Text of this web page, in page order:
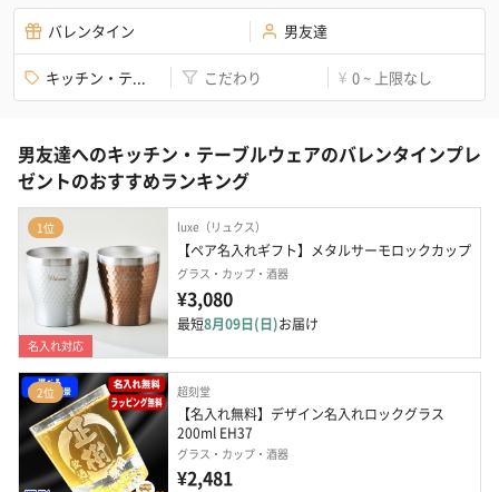
バレンタイン 男友達
キッチン・テ... こだわり ¥ 0 ~ 上限なし
男友達へのキッチン・テーブルウェアのバレンタインプレ
ゼントのおすすめランキング
1位
名入れ対応
luxe（リュクス）
【ペア名入れギフト】メタルサーモロックカップ
グラス・カップ・酒器
¥3,080
最短8月09日(日)お届け
2位 超刻堂
【名入れ無料】デザイン名入れロックグラス
200ml EH37
グラス・カップ・酒器
¥2,481